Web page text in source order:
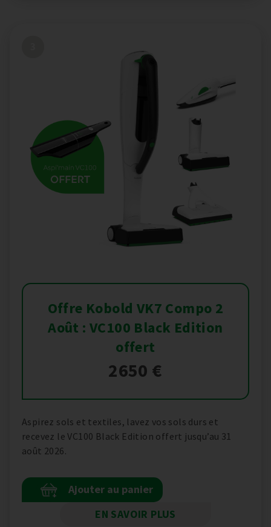
Offre Kobold VK7 Compo 2
Août : VC100 Black Edition
offert
2650 €
Aspirez sols et textiles, lavez vos sols durs et
recevez le VC100 Black Edition offert jusqu’au 31
août 2026.
EN SAVOIR PLUS
+ Ajouter au panier